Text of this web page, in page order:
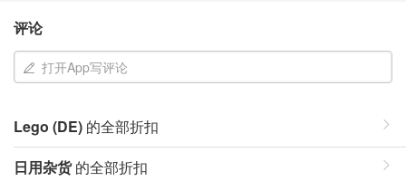
评论
打开App写评论
Lego (DE) 的全部折扣
日用杂货的全部折扣